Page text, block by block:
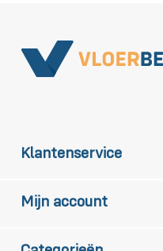
Klantenservice
Mijn account